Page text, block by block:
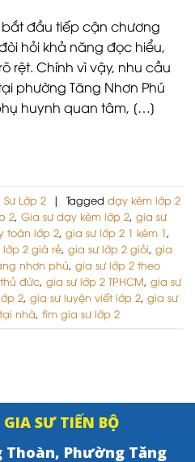
bắt đầu tiếp cận chương
hỏi khả năng đọc hiểu,
rệt. Chính vì vậy, nhu cầu
phường Tăng Nhơn Phú
huynh quan tâm, […]
Lớp 2 | Tagged dạy kèm lớp 2
2, Gia sư dạy kèm lớp 2, gia sư
toán lớp 2, gia sư lớp 2 1 kèm 1,
lớp 2 giá rẻ, gia sư lớp 2 giỏi, gia
nhơn phú, gia sư lớp 2 theo
đức, gia sư lớp 2 TPHCM, gia sư
2, gia sư luyện viết lớp 2, gia sư
nhà, tìm gia sư lớp 2
SƯ TIẾN BỘ
Thoàn, Phường Tăng